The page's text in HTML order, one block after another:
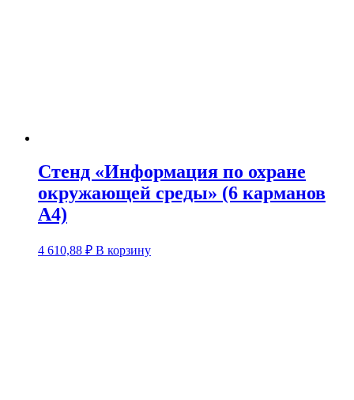
Стенд «Информация по охране
окружающей среды» (6 карманов
А4)
4 610,88 ₽ В корзину